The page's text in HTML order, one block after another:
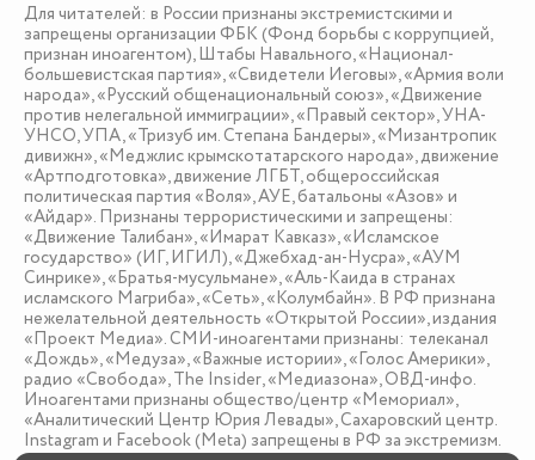
Для читателей: в России признаны экстремистскими и
запрещены организации ФБК (Фонд борьбы с коррупцией,
признан иноагентом), Штабы Навального, «Национал-
большевистская партия», «Свидетели Иеговы», «Армия воли
народа», «Русский общенациональный союз», «Движение
против нелегальной иммиграции», «Правый сектор», УНА-
УНСО, УПА, «Тризуб им. Степана Бандеры», «Мизантропик
дивижн», «Меджлис крымскотатарского народа», движение
«Артподготовка», движение ЛГБТ, общероссийская
политическая партия «Воля», АУЕ, батальоны «Азов» и
«Айдар». Признаны террористическими и запрещены:
«Движение Талибан», «Имарат Кавказ», «Исламское
государство» (ИГ, ИГИЛ), «Джебхад-ан-Нусра», «АУМ
Синрике», «Братья-мусульмане», «Аль-Каида в странах
исламского Магриба», «Сеть», «Колумбайн». В РФ признана
нежелательной деятельность «Открытой России», издания
«Проект Медиа». СМИ-иноагентами признаны: телеканал
«Дождь», «Медуза», «Важные истории», «Голос Америки»,
радио «Свобода», The Insider, «Медиазона», ОВД-инфо.
Иноагентами признаны общество/центр «Мемориал»,
«Аналитический Центр Юрия Левады», Сахаровский центр.
Instagram и Facebook (Metа) запрещены в РФ за экстремизм.